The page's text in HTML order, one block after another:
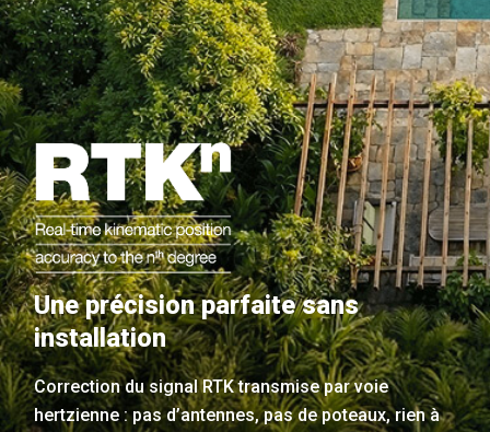
Une précision parfaite sans
installation
Correction du signal RTK transmise par voie
hertzienne : pas d’antennes, pas de poteaux, rien à